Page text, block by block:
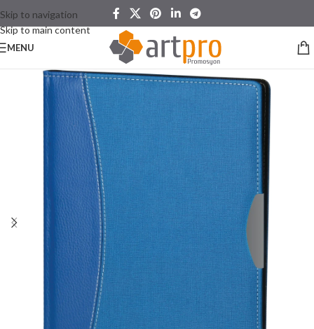
Skip to navigation
Skip to main content
MENU